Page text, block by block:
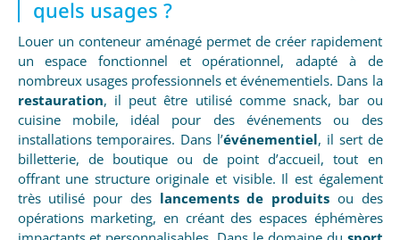
quels usages ?
Louer un conteneur aménagé permet de créer rapidement
un espace fonctionnel et opérationnel, adapté à de
nombreux usages professionnels et événementiels. Dans la
restauration, il peut être utilisé comme snack, bar ou
cuisine mobile, idéal pour des événements ou des
installations temporaires. Dans l’événementiel, il sert de
billetterie, de boutique ou de point d’accueil, tout en
offrant une structure originale et visible. Il est également
très utilisé pour des lancements de produits ou des
opérations marketing, en créant des espaces éphémères